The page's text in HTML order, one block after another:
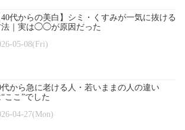
40代からの美白】シミ・くすみが一気に抜ける
法｜実は◯◯が原因だった
05-08(Fri)
代から急に老ける人・若いままの人の違い
ここ”でした
04-27(Mon)